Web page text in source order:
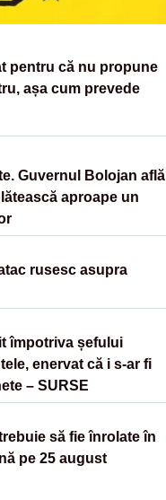
pentru că nu propune
așa cum prevede
Guvernul Bolojan află
aproape un
rusesc asupra
împotriva șefului
enervat că i s-ar fi
– SURSE
să fie înrolate în
pe 25 august